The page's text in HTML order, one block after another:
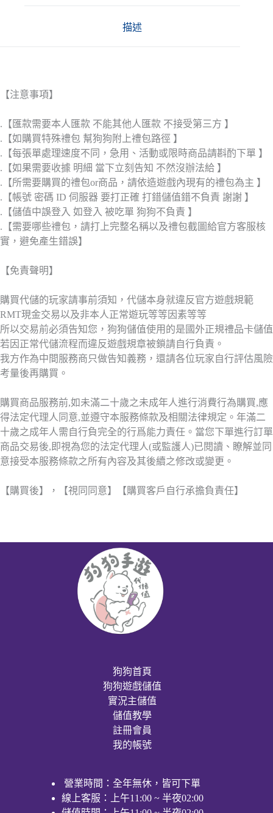
描述
【注意事項】
.【匯款需要本人匯款 不能其他人匯款 不接受第三方 】
.【如購買特殊禮包 幫狗狗附上禮包路徑 】
.【每張單處理速度不同，急用、活動或限時商品請斟酌下單 】
.【如果需要收據 明細 當下立刻告知 不然沒辦法給 】
.【所需要購買的禮包or商品，請依造遊戲內現有的禮包為主 】
.【帳號 密碼 ID 伺服器 要打正確 打錯儲值錯不負責 謝謝 】
.【儲值中誤登入 如登入 被吃單 狗狗不負責 】
.【需要哪些禮包，請打上完整名稱以及禮包截圖給官方客服核
實，避免產生錯誤】
【免責聲明】
購買代儲的玩家請事前須知，代儲本身就違反官方遊戲規範
RMT現金交易以及非本人正常遊玩等等因素等等
所以交易前必須告知您，狗狗儲值使用的是國外正規禮品卡儲值
若因正常代儲流程而違反遊戲規章被鎖請自行負責。
我方作為中間服務商只做告知義務，還請各位玩家自行評估風險
考量後再購買。
購買商品服務前,如未滿二十歲之未成年人進行消費行為購買,應
得法定代理人同意,並遵守本服務條款及相關法律規定。年滿二
十歲之成年人需自行負完全的行爲能力責任。當您下單進行訂單
商品交易後,即視為您的法定代理人(或監護人)已閱讀、瞭解並同
意接受本服務條款之所有內容及其後續之修改或變更。
【購買後】，【視同同意】【購買客戶自行承擔負責任】
狗狗首頁
狗狗遊戲儲值
實況主儲值
儲值教學
註冊會員
我的帳號
營業時間：全年無休，皆可下單
線上客服：上午11:00 ~ 半夜02:00